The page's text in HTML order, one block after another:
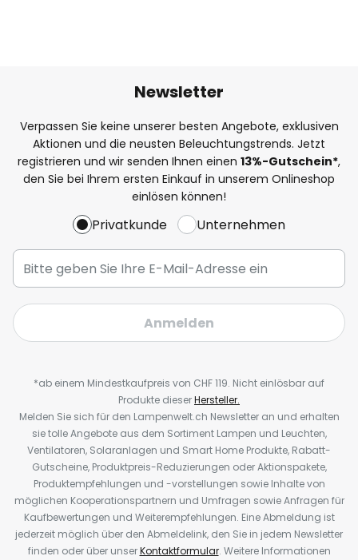
Newsletter
Verpassen Sie keine unserer besten Angebote, exklusiven
Aktionen und die neusten Beleuchtungstrends. Jetzt
registrieren und wir senden Ihnen einen 13%-Gutschein*,
den Sie bei Ihrem ersten Einkauf in unserem Onlineshop
einlösen können!
Privatkunde Unternehmen
Anmelden
*ab einem Mindestkaufpreis von CHF 119. Nicht einlösbar auf
Produkte dieserHersteller.
Melden Sie sich für den Lampenwelt.ch Newsletter an und erhalten
sie tolle Angebote aus dem Sortiment Lampen und Leuchten,
Ventilatoren, Solaranlagen und Smart Home Produkte, Rabatt-
Gutscheine, Produktpreis-Reduzierungen oder Aktionspakete,
Produktempfehlungen und -vorstellungen sowie Inhalte von
möglichen Kooperationspartnern und Umfragen sowie Anfragen für
Kaufbewertungen und Weiterempfehlungen. Eine Abmeldung ist
jederzeit möglich über den Abmeldelink, den Sie in jedem Newsletter
finden oder über unserKontaktformular. Weitere Informationen